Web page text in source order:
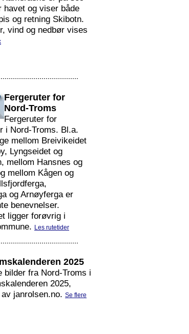
havet og viser både
og retning Skibotn.
vind og nedbør vises
Fergeruter for
Nord-Troms
Fergeruter for
i Nord-Troms. Bl.a.
mellom Breivikeidet
Lyngseidet og
mellom Hansnes og
mellom Kågen og
og Arnøyferga er
benevnelser.
ligger forøvrig i
Les rutetider
2025
bilder fra Nord-Troms i
2025,
janrolsen.no. Se flere